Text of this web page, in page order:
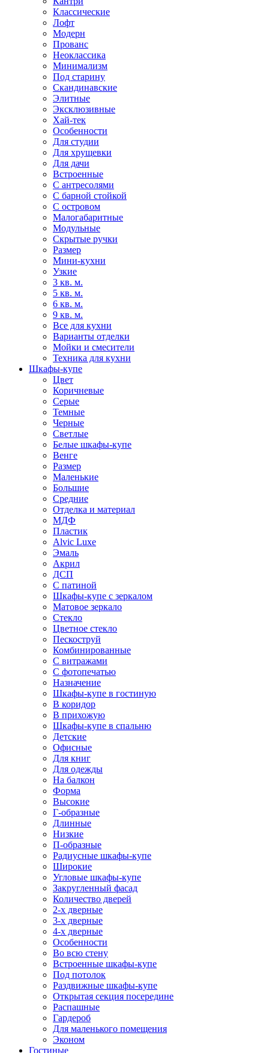
Классические
Лофт
Модерн
Прованс
Неоклассика
Минимализм
Под старину
Скандинавские
Элитные
Эксклюзивные
Хай-тек
Особенности
Для студии
Для хрущевки
Для дачи
Встроенные
С антресолями
С барной стойкой
С островом
Малогабаритные
Модульные
Скрытые ручки
Размер
Мини-кухни
Узкие
3 кв. м.
5 кв. м.
6 кв. м.
9 кв. м.
Все для кухни
Варианты отделки
Мойки и смесители
Техника для кухни
Шкафы-купе
Цвет
Коричневые
Серые
Темные
Черные
Светлые
Белые шкафы-купе
Венге
Размер
Маленькие
Большие
Средние
Отделка и материал
МДФ
Пластик
Alvic Luxe
Эмаль
Акрил
ДСП
С патиной
Шкафы-купе с зеркалом
Матовое зеркало
Стекло
Цветное стекло
Пескоструй
Комбинированные
С витражами
С фотопечатью
Назначение
Шкафы-купе в гостиную
В коридор
В прихожую
Шкафы-купе в спальню
Детские
Офисные
Для книг
Для одежды
На балкон
Форма
Высокие
Г-образные
Длинные
Низкие
П-образные
Радиусные шкафы-купе
Широкие
Угловые шкафы-купе
Закругленный фасад
Количество дверей
2-х дверные
3-х дверные
4-х дверные
Особенности
Во всю стену
Встроенные шкафы-купе
Под потолок
Раздвижные шкафы-купе
Открытая секция посередине
Распашные
Гардероб
Для маленького помещения
Эконом
Гостиные